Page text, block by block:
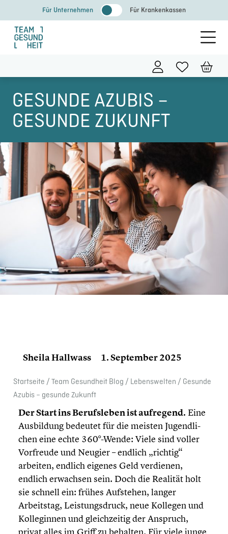
Inhalt
springen
Für Unternehmen Für Krankenkassen
GESUNDE AZUBIS –
GESUNDE ZUKUNFT
Sheila Hallwass 1. September 2025
Start­seite / Team Gesund­heit Blog / Lebens­wel­ten / Gesunde
Azubis – gesunde Zukunft
Der Start ins Berufs­le­ben ist aufregend. Eine
Ausbil­dung bedeutet für die meisten Jugend­li­
chen eine echte 360°-Wende: Viele sind voller
Vorfreude und Neugier – endlich „richtig“
arbeiten, endlich eigenes Geld verdienen,
endlich erwachsen sein. Doch die Realität holt
sie schnell ein: frühes Aufstehen, langer
Arbeits­tag, Leistungs­druck, neue Kollegen und
Kolle­gin­nen und gleich­zei­tig der Anspruch,